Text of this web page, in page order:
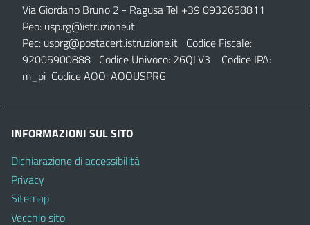
Via Giordano Bruno 2 - Ragusa Tel +39 0932658811
Peo: usp.rg@istruzione.it
Pec: usprg@postacert.istruzione.it Codice Fiscale:
92005900888 Codice Univoco: 26QLV3 Codice IPA:
m_pi Codice AOO: AOOUSPRG
INFORMAZIONI SUL SITO
Dichiarazione di accessibilità
Privacy
Sitemap
Vecchio sito